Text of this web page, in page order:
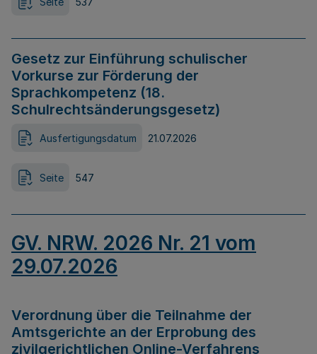
Gesetz zur Einführung schulischer
Vorkurse zur Förderung der
Sprachkompetenz (18.
Schulrechtsänderungsgesetz)
Ausfertigungsdatum 21.07.2026
Seite 547
GV. NRW. 2026 Nr. 21 vom
29.07.2026
Verordnung über die Teilnahme der
Amtsgerichte an der Erprobung des
zivilgerichtlichen Online-Verfahrens